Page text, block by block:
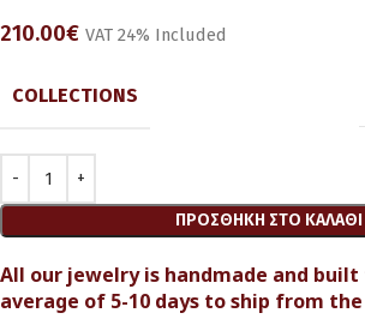
210.00€ VAT 24% Included
COLLECTIONS
ΠΡΟΣΘΉΚΗ ΣΤΟ ΚΑΛΆΘΙ
All our jewelry is handmade and
average of 5-10 days to ship from